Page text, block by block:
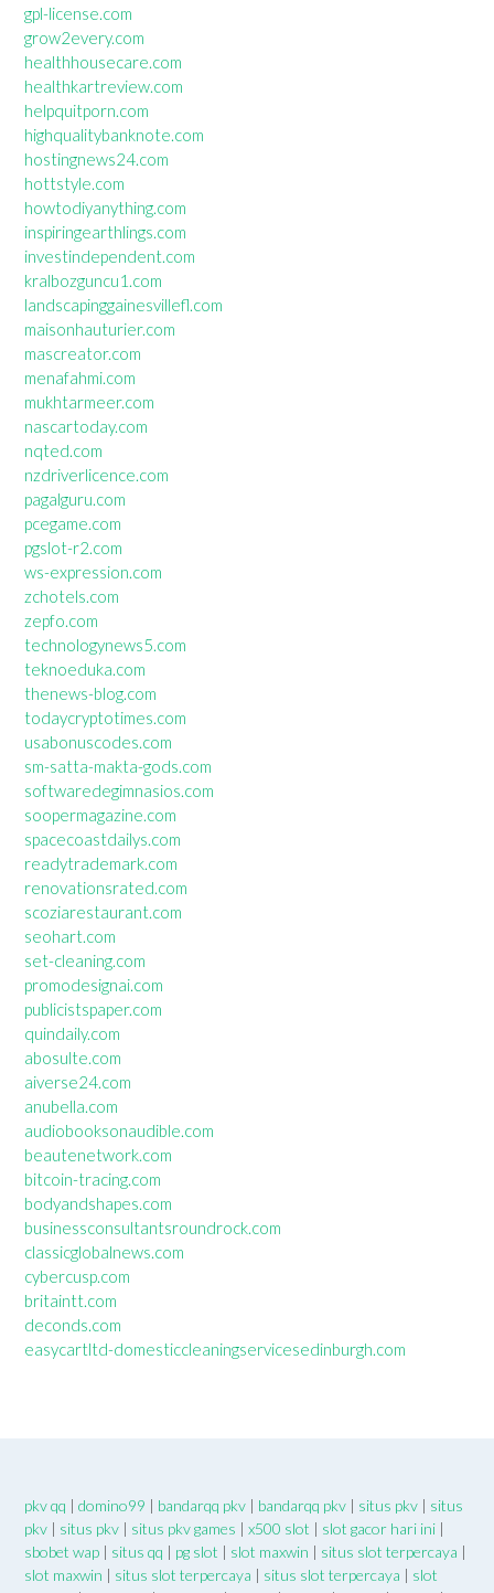
gpl-license.com
grow2every.com
healthhousecare.com
healthkartreview.com
helpquitporn.com
highqualitybanknote.com
hostingnews24.com
hottstyle.com
howtodiyanything.com
inspiringearthlings.com
investindependent.com
kralbozguncu1.com
landscapinggainesvillefl.com
maisonhauturier.com
mascreator.com
menafahmi.com
mukhtarmeer.com
nascartoday.com
nqted.com
nzdriverlicence.com
pagalguru.com
pcegame.com
pgslot-r2.com
ws-expression.com
zchotels.com
zepfo.com
technologynews5.com
teknoeduka.com
thenews-blog.com
todaycryptotimes.com
usabonuscodes.com
sm-satta-makta-gods.com
softwaredegimnasios.com
soopermagazine.com
spacecoastdailys.com
readytrademark.com
renovationsrated.com
scoziarestaurant.com
seohart.com
set-cleaning.com
promodesignai.com
publicistspaper.com
quindaily.com
abosulte.com
aiverse24.com
anubella.com
audiobooksonaudible.com
beautenetwork.com
bitcoin-tracing.com
bodyandshapes.com
businessconsultantsroundrock.com
classicglobalnews.com
cybercusp.com
britaintt.com
deconds.com
easycartltd-domesticcleaningservicesedinburgh.com
pkv qq | domino99 | bandarqq pkv | bandarqq pkv | situs pkv | situs
pkv | situs pkv | situs pkv games | x500 slot | slot gacor hari ini |
sbobet wap | situs qq | pg slot | slot maxwin | situs slot terpercaya |
slot maxwin | situs slot terpercaya | situs slot terpercaya | slot